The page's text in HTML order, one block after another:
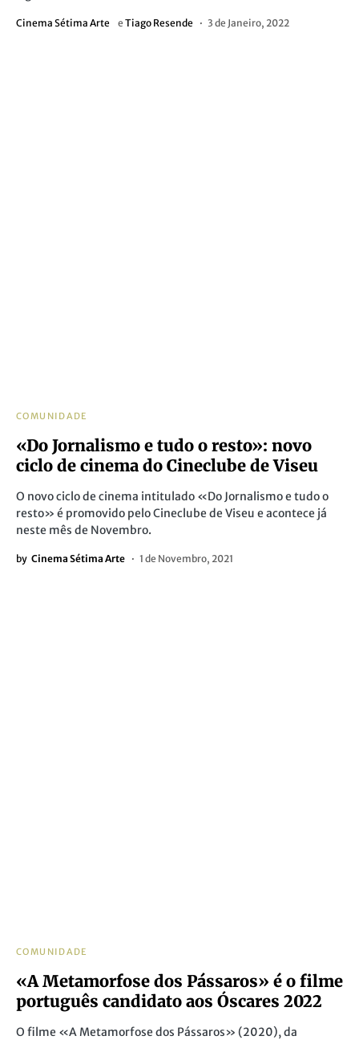
Cinema Sétima Arte e Tiago Resende 3 de Janeiro, 2022
COMUNIDADE
«Do Jornalismo e tudo o resto»: novo
ciclo de cinema do Cineclube de Viseu
O novo ciclo de cinema intitulado «Do Jornalismo e tudo o
resto» é promovido pelo Cineclube de Viseu e acontece já
neste mês de Novembro.
by Cinema Sétima Arte 1 de Novembro, 2021
COMUNIDADE
«A Metamorfose dos Pássaros» é o filme
português candidato aos Óscares 2022
O filme «A Metamorfose dos Pássaros» (2020), da